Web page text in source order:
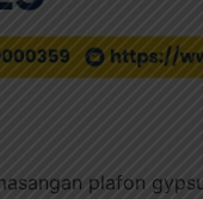
plafon